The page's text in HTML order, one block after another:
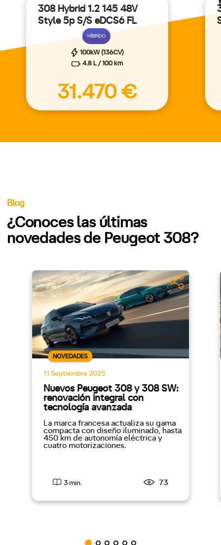
308 Hybrid 1.2 145 48V
Style 5p S/S eDCS6 FL
HÍBRIDO
100kW (136CV)
4.8 L / 100 km
31.470 €
Blog
¿Conoces las últimas
novedades de Peugeot 308?
NOVEDADES
11 Septiembre 2025
Nuevos Peugeot 308 y 308 SW:
renovación integral con
tecnología avanzada
La marca francesa actualiza su gama
compacta con diseño iluminado, hasta
450 km de autonomía eléctrica y
cuatro motorizaciones.
3 min. 73